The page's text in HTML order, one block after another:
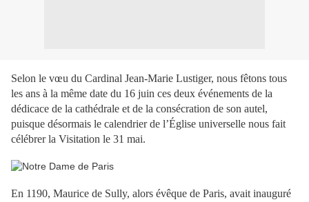
Selon le vœu du Cardinal Jean-Marie Lustiger, nous fêtons tous
les ans à la même date du 16 juin ces deux événements de la
dédicace de la cathédrale et de la consécration de son autel,
puisque désormais le calendrier de l’Église universelle nous fait
célébrer la Visitation le 31 mai.
En 1190, Maurice de Sully, alors évêque de Paris, avait inauguré